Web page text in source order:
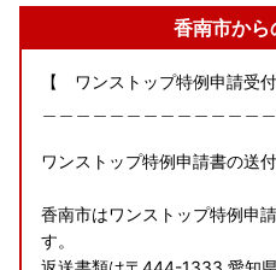
香南市から
【 ワンストップ特例申請受
ワンストップ特例申請書の送
香南市はワンストップ特例申
す。